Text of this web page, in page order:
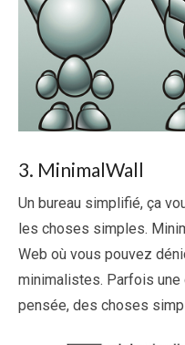
3. MinimalWall
Un bureau simplifié, ça
les choses simples.
Web où vous pouvez
minimalistes. Parfois une
pensée, des choses